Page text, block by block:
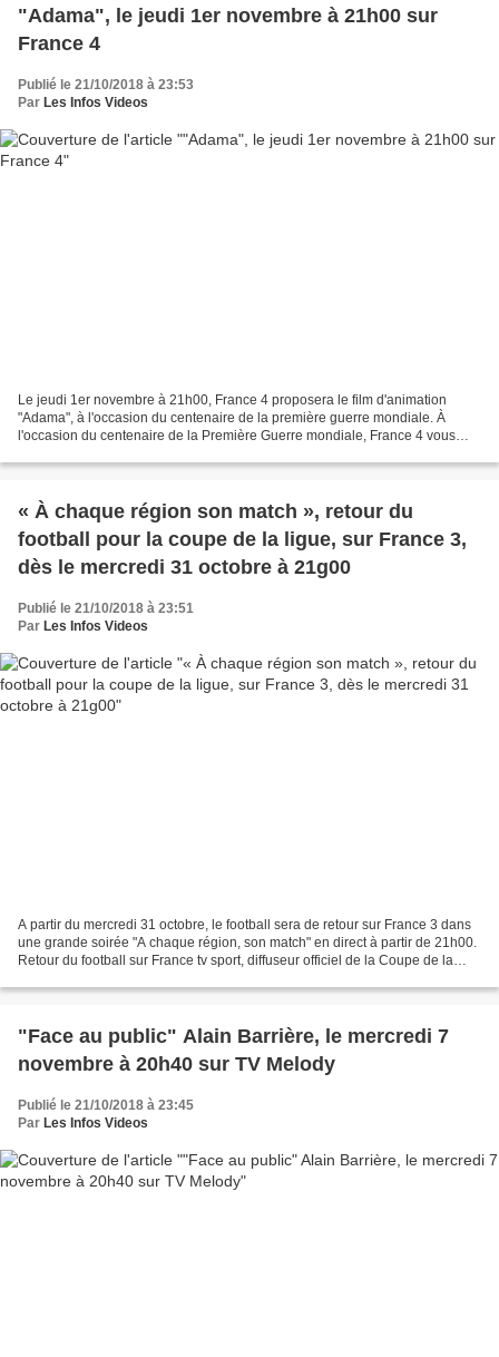
"Adama", le jeudi 1er novembre à 21h00 sur
France 4
Publié le 21/10/2018 à 23:53
Par Les Infos Videos
Le jeudi 1er novembre à 21h00, France 4 proposera le film d'animation
"Adama", à l'occasion du centenaire de la première guerre mondiale. À
l'occasion du centenaire de la Première Guerre mondiale, France 4 vous
« À chaque région son match », retour du
football pour la coupe de la ligue, sur France 3,
dès le mercredi 31 octobre à 21g00
Publié le 21/10/2018 à 23:51
Par Les Infos Videos
A partir du mercredi 31 octobre, le football sera de retour sur France 3 dans
une grande soirée "A chaque région, son match" en direct à partir de 21h00.
Retour du football sur France tv sport, diffuseur officiel de la Coupe de la
"Face au public" Alain Barrière, le mercredi 7
novembre à 20h40 sur TV Melody
Publié le 21/10/2018 à 23:45
Par Les Infos Videos